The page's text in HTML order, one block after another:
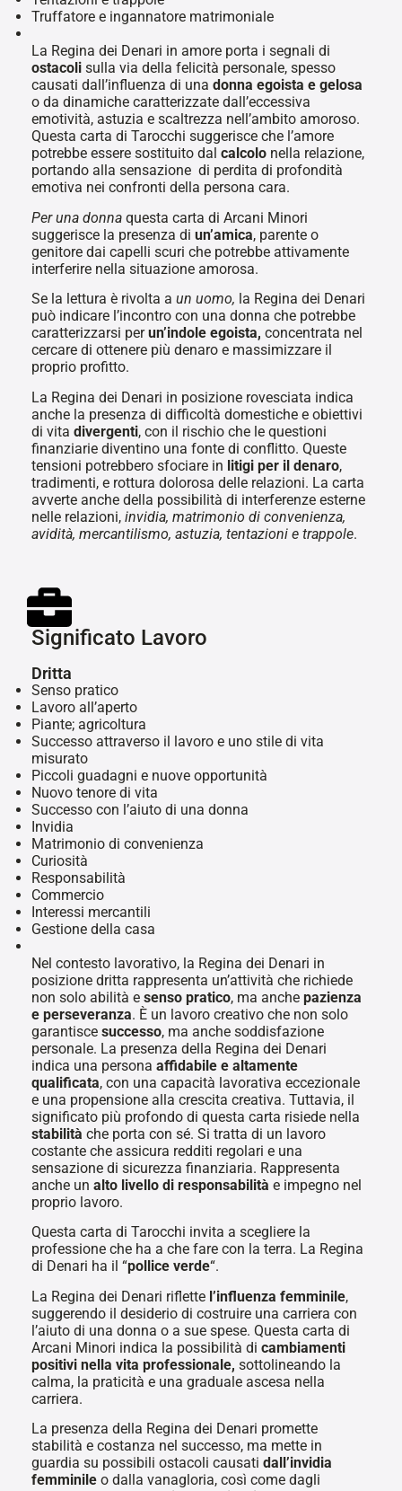
Truffatore e ingannatore matrimoniale
La Regina dei Denari in amore porta i segnali di
ostacoli sulla via della felicità personale, spesso
causati dall’influenza di una donna egoista e gelosa
o da dinamiche caratterizzate dall’eccessiva
emotività, astuzia e scaltrezza nell’ambito amoroso.
Questa carta di Tarocchi suggerisce che l’amore
potrebbe essere sostituito dal calcolo nella relazione,
portando alla sensazione di perdita di profondità
emotiva nei confronti della persona cara.
Per una donna questa carta di Arcani Minori
suggerisce la presenza di un’amica, parente o
genitore dai capelli scuri che potrebbe attivamente
interferire nella situazione amorosa.
Se la lettura è rivolta a un uomo, la Regina dei Denari
può indicare l’incontro con una donna che potrebbe
caratterizzarsi perun’indole egoista, concentrata nel
cercare di ottenere più denaro e massimizzare il
proprio profitto.
La Regina dei Denari in posizione rovesciata indica
anche la presenza di difficoltà domestiche e obiettivi
di vita divergenti, con il rischio che le questioni
finanziarie diventino una fonte di conflitto. Queste
tensioni potrebbero sfociare in litigi per il denaro,
tradimenti, e rottura dolorosa delle relazioni. La carta
avverte anche della possibilità di interferenze esterne
nelle relazioni, invidia, matrimonio di convenienza,
avidità, mercantilismo, astuzia, tentazioni e trappole.
Significato Lavoro
Dritta
Senso pratico
Lavoro all’aperto
Piante; agricoltura
Successo attraverso il lavoro e uno stile di vita
misurato
Piccoli guadagni e nuove opportunità
Nuovo tenore di vita
Successo con l’aiuto di una donna
Invidia
Matrimonio di convenienza
Curiosità
Responsabilità
Commercio
Interessi mercantili
Gestione della casa
Nel contesto lavorativo, la Regina dei Denari in
posizione dritta rappresenta un’attività che richiede
non solo abilità e senso pratico, ma anche pazienza
e perseveranza. È un lavoro creativo che non solo
garantisce successo, ma anche soddisfazione
personale. La presenza della Regina dei Denari
indica una persona affidabile e altamente
qualificata, con una capacità lavorativa eccezionale
e una propensione alla crescita creativa. Tuttavia, il
significato più profondo di questa carta risiede nella
stabilità che porta con sé. Si tratta di un lavoro
costante che assicura redditi regolari e una
sensazione di sicurezza finanziaria. Rappresenta
anche un alto livello di responsabilità e impegno nel
proprio lavoro.
Questa carta di Tarocchi invita a scegliere la
professione che ha a che fare con la terra. La Regina
di Denari ha il “pollice verde“.
La Regina dei Denari riflette l’influenza femminile,
suggerendo il desiderio di costruire una carriera con
l’aiuto di una donna o a sue spese. Questa carta di
Arcani Minori indica la possibilità di cambiamenti
positivi nella vita professionale, sottolineando la
calma, la praticità e una graduale ascesa nella
carriera.
La presenza della Regina dei Denari promette
stabilità e costanza nel successo, ma mette in
guardia su possibili ostacoli causati dall’invidia
femminile o dalla vanagloria, così come dagli